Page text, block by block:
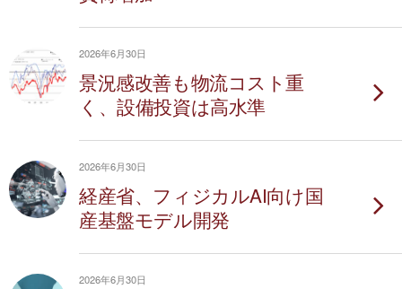
2026年6月30日
景況感改善も物流コスト重
く、設備投資は高水準
2026年6月30日
経産省、フィジカルAI向け国
産基盤モデル開発
2026年6月30日